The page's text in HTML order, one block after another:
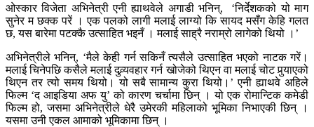
ओस्कार विजेता अभिनेत्री एनी ह्याथवेले अगाडी भनिन्, ‘निर्देशकको यो माग
सुनेर म छक्क परें । एक पलको लागी मलाई लाग्यो कि सायद मसँग केहि गलत
छ, यस बारेमा पटक्कै उत्साहित भइनँ । मलाई साह्रै नराम्रो लागेको थियो ।’
अभिनेत्रीले भनिन्, ‘मैले केही गर्न सकिनँ त्यसैले उत्साहित भएको नाटक गरें।
मलाई चिनेपछि कसैले मलाई दुव्र्यवहार गर्न खोजेको थिएन वा मलाई चोट पुर्‍याएको
थिएन तर त्यो समय थियो। यो सबै सामान्य कुरा थियो।’ एनी ह्याथवे अहिले
फिल्म ‘द आइडिया अफ यु’ को कारण चर्चामा छिन् । यो एक रोमान्टिक कमेडी
फिल्म हो, जसमा अभिनेत्रीले धेरै उमेरकी महिलाको भूमिका निभाएकी छिन् ।
यसमा उनी एकल आमाको भूमिकामा छिन् ।